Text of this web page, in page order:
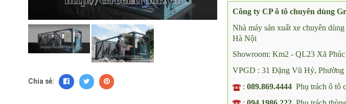
Công ty CP ô tô chuyên dùng
Nhà máy sản xuất xe chuyên
Hà Nội
Showroom: Km2 - QL23 Xã
VPGD : 31 Đặng Vũ Hỷ,
Phụ trách ô